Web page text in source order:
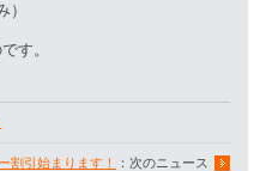
す。
割引始まります！ ：次のニュース